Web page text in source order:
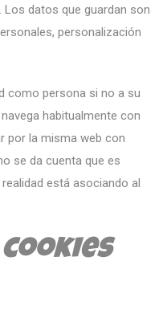
datos que guardan son
personalización
como persona si no a su
habitualmente con
por la misma web con
se da cuenta que es
está asociando al
cookies